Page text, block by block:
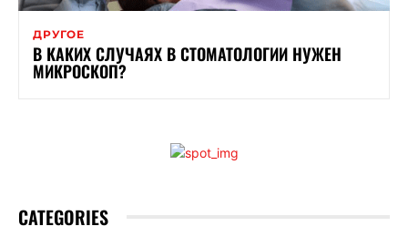
ДРУГОЕ
В КАКИХ СЛУЧАЯХ В СТОМАТОЛОГИИ НУЖЕН
МИКРОСКОП?
CATEGORIES